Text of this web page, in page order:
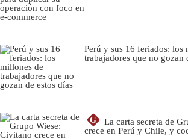
Perú y sus 16 feriados: los
trabajadores que no gozan
G
La carta secreta de
crece en Perú y Chile, y